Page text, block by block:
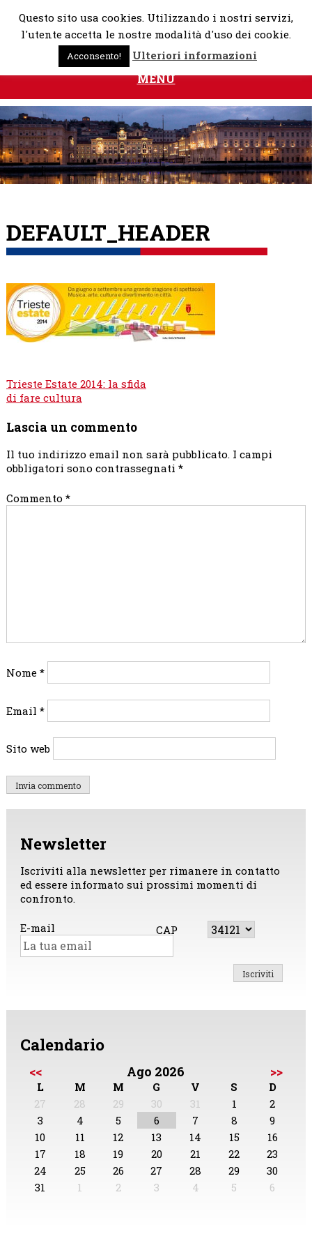
Skip
MENU
DEFAULT_HEADER
Navigazione
articoli
Trieste Estate 2014: la sfida
di fare cultura
Lascia un commento
Il tuo indirizzo email non sarà pubblicato. I campi
obbligatori sono contrassegnati *
Commento *
Nome *
Email *
Sito web
Newsletter
Iscriviti alla newsletter per rimanere in contatto
ed essere informato sui prossimi momenti di
confronto.
E-mail CAP
Calendario
<< Ago 2026 >>
L M M G V S
D
27
28 29 30 31 1
2
3
4 5 6 7 8
9
10
11 12 13 14 15
16
17
18 19 20 21 22
23
24
25 26 27 28 29
30
31
1 2 3 4 5 6
Questo sito usa cookies. Utilizzando i nostri servizi,
l'utente accetta le nostre modalità d'uso dei cookie.
Acconsento! Ulteriori informazioni